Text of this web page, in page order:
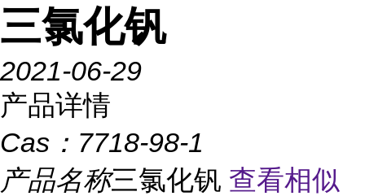
三氯化钒
2021-06-29
产品详情
Cas： 7718-98-1
产品名称三氯化钒 查看相似